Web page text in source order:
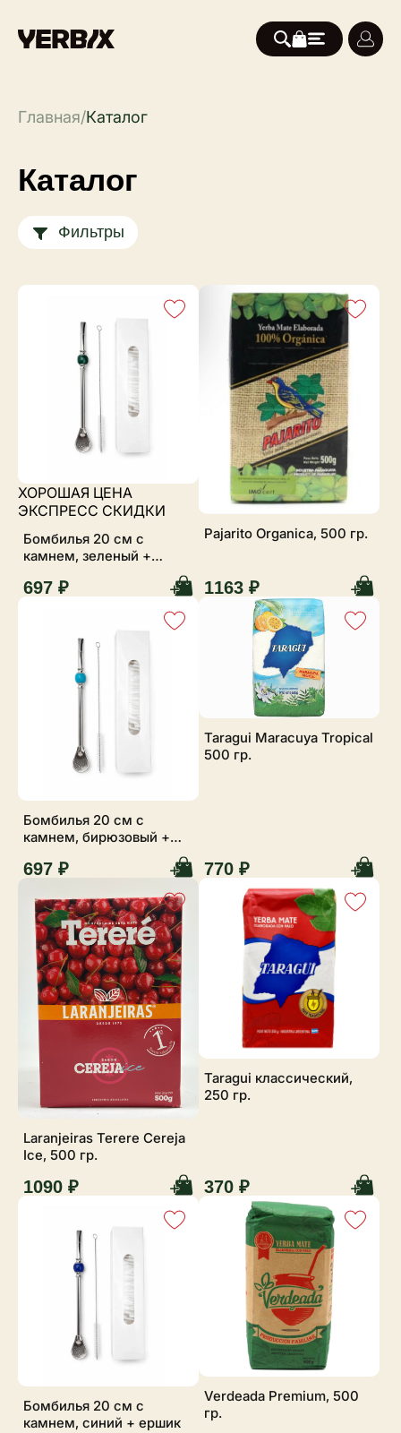
Главная/Каталог
Каталог
Фильтры
ХОРОШАЯ ЦЕНА
ЭКСПРЕСС СКИДКИ
Бомбилья 20 см с
камнем, зеленый +
697 ₽
Pajarito Organica, 500 гр.
1163 ₽
Бомбилья 20 см с
камнем, бирюзовый +
697 ₽
Taragui Maracuya Tropical
500 гр.
770 ₽
Laranjeiras Terere Cereja
Ice, 500 гр.
1090 ₽
Taragui классический,
250 гр.
370 ₽
Бомбилья 20 см с
камнем, синий + ершик
Verdeada Premium, 500
гр.